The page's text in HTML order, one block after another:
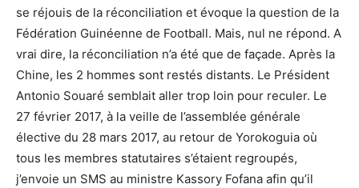
se réjouis de la réconciliation et évoque la question de la
Fédération Guinéenne de Football. Mais, nul ne répond. A
vrai dire, la réconciliation n’a été que de façade. Après la
Chine, les 2 hommes sont restés distants. Le Président
Antonio Souaré semblait aller trop loin pour reculer. Le
27 février 2017, à la veille de l’assemblée générale
élective du 28 mars 2017, au retour de Yorokoguia où
tous les membres statutaires s’étaient regroupés,
j’envoie un SMS au ministre Kassory Fofana afin qu’il